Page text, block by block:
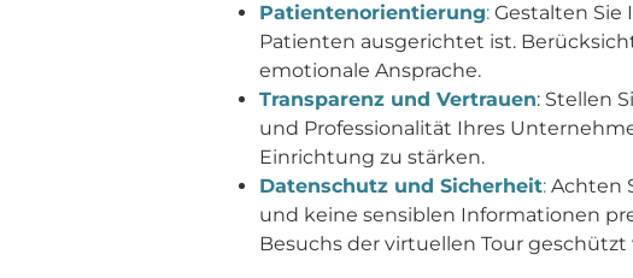
Patientenorientierung:Gestalten Sie
Patienten ausgerichtet ist.
emotionale Ansprache.
Transparenz und Vertrauen: Stellen
und Professionalität Ihres
Einrichtung zu stärken.
Datenschutz und Sicherheit:Achten
und keine sensiblen Informationen
Besuchs der virtuellen Tour geschützt